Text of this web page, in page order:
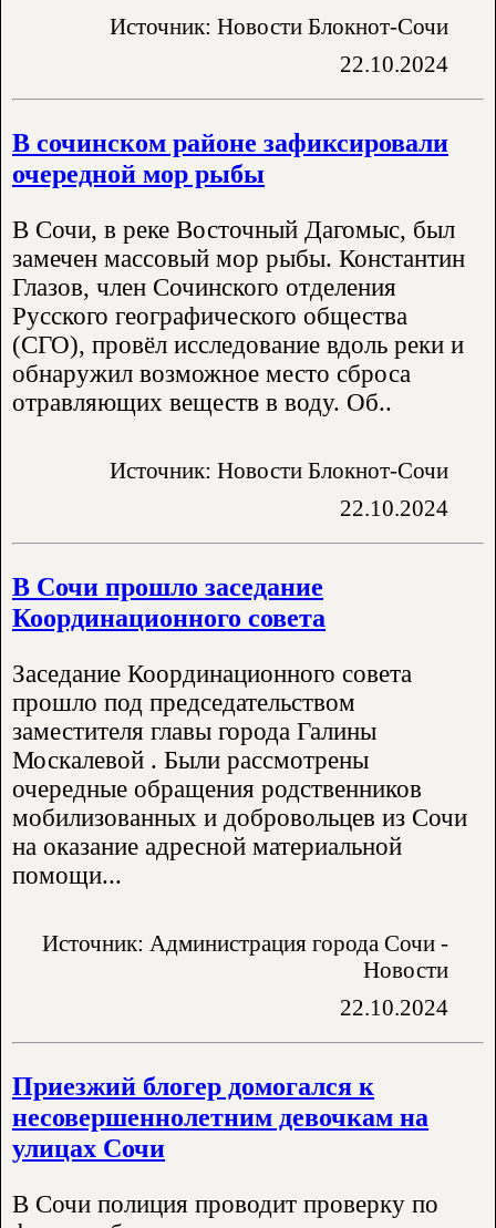
Источник: Новости Блокнот-Сочи
22.10.2024
В сочинском районе зафиксировали
очередной мор рыбы
В Сочи, в реке Восточный Дагомыс, был
замечен массовый мор рыбы. Константин
Глазов, член Сочинского отделения
Русского географического общества
(СГО), провёл исследование вдоль реки и
обнаружил возможное место сброса
отравляющих веществ в воду. Об..
Источник: Новости Блокнот-Сочи
22.10.2024
В Сочи прошло заседание
Координационного совета
Заседание Координационного совета
прошло под председательством
заместителя главы города Галины
Москалевой . Были рассмотрены
очередные обращения родственников
мобилизованных и добровольцев из Сочи
на оказание адресной материальной
помощи...
Источник: Администрация города Сочи -
Новости
22.10.2024
Приезжий блогер домогался к
несовершеннолетним девочкам на
улицах Сочи
В Сочи полиция проводит проверку по